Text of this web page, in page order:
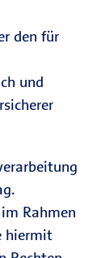
den für
und
Rahmen
hiermit